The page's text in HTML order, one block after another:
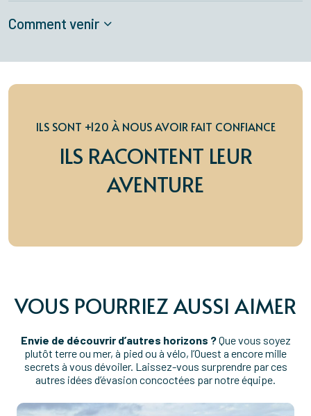
Comment venir
ILS SONT +120 À NOUS AVOIR FAIT CONFIANCE
ILS RACONTENT LEUR
AVENTURE
VOUS POURRIEZ AUSSI AIMER
Envie de découvrir d’autres horizons ?Que vous soyez
plutôt terre ou mer, à pied ou à vélo, l’Ouest a encore mille
secrets à vous dévoiler. Laissez-vous surprendre par ces
autres idées d’évasion concoctées par notre équipe.